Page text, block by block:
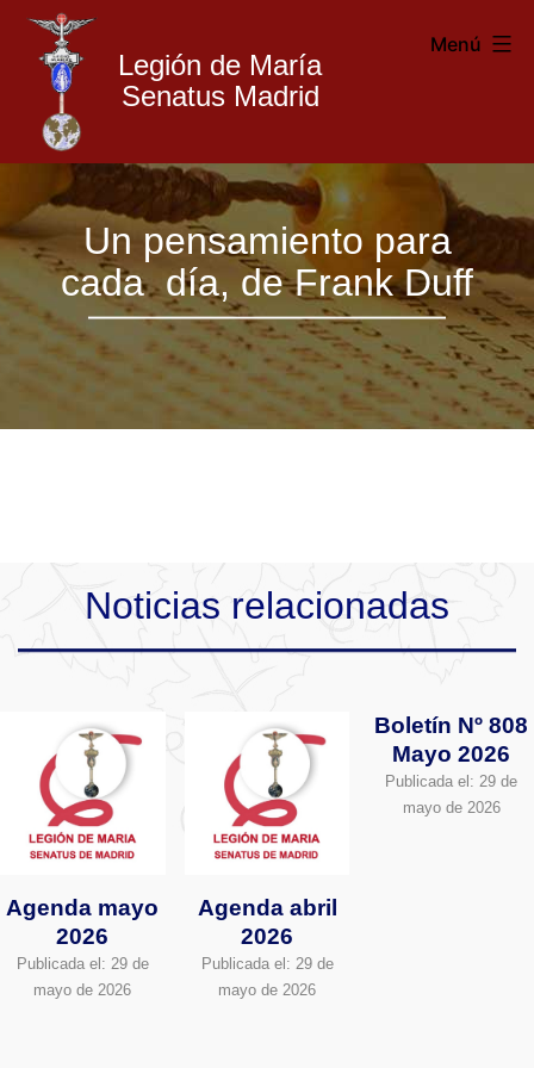
Legión de María
Senatus Madrid
Saltar
al
contenido
de
María
Madrid
Menú
Un pensamiento para
cada día, de Frank Duff
Noticias relacionadas
Agenda mayo
2026
Publicada el: 29 de
mayo de 2026
Agenda abril
2026
Publicada el: 29 de
mayo de 2026
Boletín Nº 808
Mayo 2026
Publicada el: 29 de
mayo de 2026